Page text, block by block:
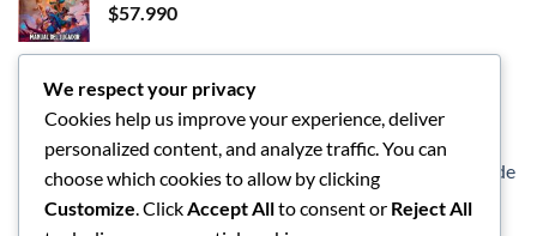
$57.990
LOS MEJORES
Dungeons and Dragon - Caja de inicio - Héroes de
We respect your privacy
Cookies help us improve your experience, deliver
personalized content, and analyze traffic. You can
choose which cookies to allow by clicking
Customize. ClickAccept Allto consent or Reject All